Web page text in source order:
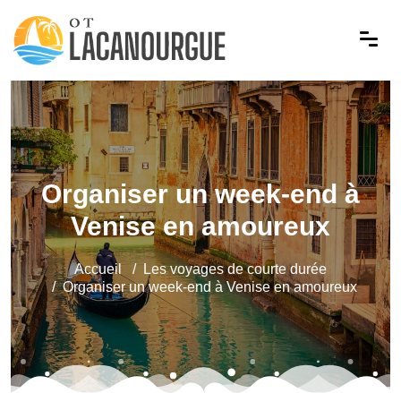
Organiser un week-end à
Venise en amoureux
Accueil
Les voyages de courte durée
Organiser un week-end à Venise en amoureux